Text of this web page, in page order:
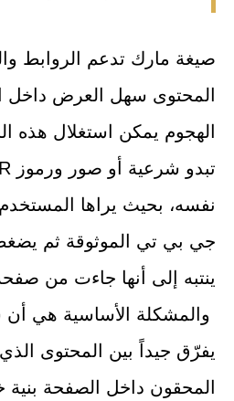
صيغة مارك تدعم الروابط
المحتوى سهل العرض داخل
الهجوم يمكن استغلال هذه
نفسه، بحيث يراها
جي بي تي الموثوقة ثم
ينتبه إلى أنها جاءت من
والمشكلة الأساسية هي
يفرّق جيداً بين المحتوى
المحقون داخل الصفحة بنية